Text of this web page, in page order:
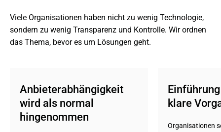
Viele Organisationen haben nicht zu wenig Technologie,
sondern zu wenig Transparenz und Kontrolle. Wir ordnen
das Thema, bevor es um Lösungen geht.
Anbieterabhängigkeit
wird als normal
hingenommen
klare
Organisationen